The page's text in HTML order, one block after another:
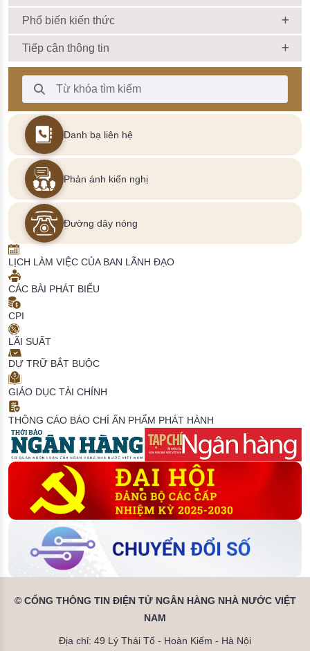
Phổ biến kiến thức
Tiếp cận thông tin
Thanh Tìm kiếm
Danh bạ liên hệ
Phản ánh kiến nghị
Đường dây nóng
LỊCH LÀM VIỆC CỦA BAN LÃNH ĐẠO
CÁC BÀI PHÁT BIỂU
CPI
LÃI SUẤT
DỰ TRỮ BẮT BUỘC
GIÁO DỤC TÀI CHÍNH
THÔNG CÁO BÁO CHÍ ẤN PHẨM PHÁT HÀNH
© CỔNG THÔNG TIN ĐIỆN TỬ NGÂN HÀNG NHÀ NƯỚC VIỆT
NAM
Địa chỉ: 49 Lý Thái Tổ - Hoàn Kiếm - Hà Nội